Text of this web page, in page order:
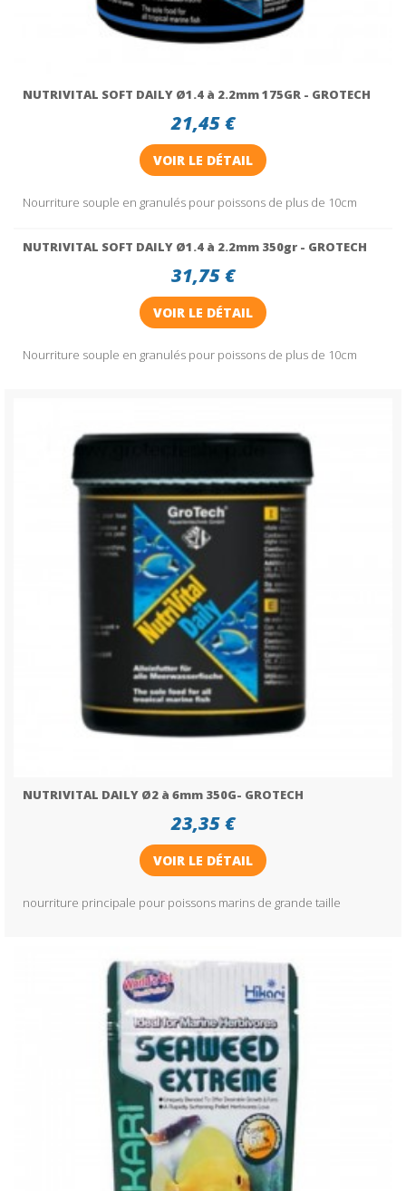
NUTRIVITAL SOFT DAILY Ø1.4 à 2.2mm 175GR - GROTECH
21,45 €
VOIR LE DÉTAIL
Nourriture souple en granulés pour poissons de plus de 10cm
NUTRIVITAL SOFT DAILY Ø1.4 à 2.2mm 350gr - GROTECH
31,75 €
VOIR LE DÉTAIL
Nourriture souple en granulés pour poissons de plus de 10cm
NUTRIVITAL DAILY Ø2 à 6mm 350G- GROTECH
23,35 €
VOIR LE DÉTAIL
nourriture principale pour poissons marins de grande taille